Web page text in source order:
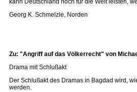
kann Deutschland noch für die Welt leisten,
Georg K. Schmelzle, Norden
Zu: "Angriff auf das Völkerrecht" von
Drama mit Schlußakt
Der Schlußakt des Dramas in Bagdad wird,
werden.